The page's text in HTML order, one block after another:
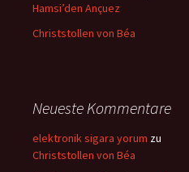
Hamsi’den Ançuez
Christstollen von Béa
Neueste Kommentare
elektronik sigara yorum zu
Christstollen von Béa